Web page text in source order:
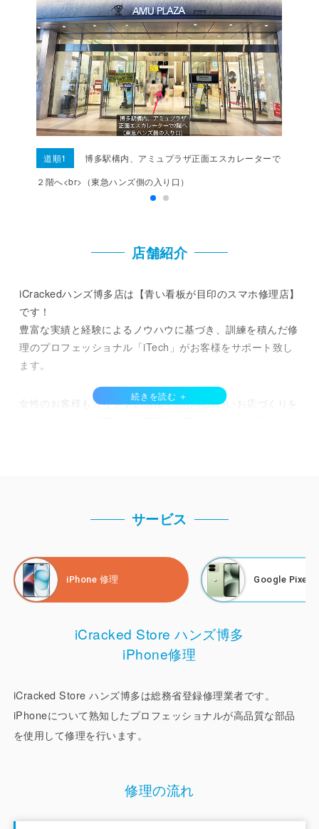
QRコード決済
PayPay / d払い / auPay / メルペイ /
道順1
博多駅構内、アミュプラザ正面エスカレーターで
２階へ<br>（東急ハンズ側の入り口）
店舗紹介
iCrackedハンズ博多店は【青い看板が目印のスマホ修理店】
です！
豊富な実績と経験によるノウハウに基づき、訓練を積んだ修
理のプロフェッショナル「iTech」がお客様をサポート致し
ます。
女性のお客様も入りやすい清潔で居心地のいいお店づくりを
施致します。画面交換、液晶交換、ガラス割れ、電池交換、
バッテリー交換、カメラ修理はもちろん、LINE設定、操作
や設定サポート、機種変更のデータ移行も行っており、
また「 Google 正規サービスプロバイダ 」「シャープ認定
サービスプロバイダ」「モトローラ修理パートナー（正規部
トナー（正規部品取扱店）」「nubia 正規サービスプロバイ
ダ」として高い修理技術で、安心・満足いただけるサービス
をご提供致します。
理を行い、安心してお任せいただけるようなサービスづくり
を心がけております。もちろんお預かり修理にも対応してお
ります。
サービス
iPhone 修理 Google Pixel
iCracked Store ハンズ博多
iPhone修理
iCracked Store ハンズ博多は総務省登録修理業者です。
iPhoneについて熟知したプロフェッショナルが高品質な部品
を使用して修理を行います。
修理の流れ